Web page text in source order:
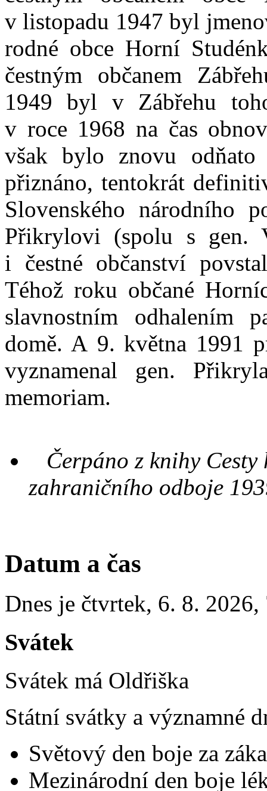
v listopadu 1947 byl
rodné obce Horní
čestným občanem
1949 byl v Zábřehu
v roce 1968 na čas
však bylo znovu
přiznáno, tentokrát
Slovenského národního
Přikrylovi (spolu s gen.
i čestné občanství
Téhož roku občané
slavnostním odhalením
domě. A 9. května 1991
vyznamenal gen.
memoriam.
Čerpáno z knihy Cesty
zahraničního odboje
Datum a čas
Dnes je čtvrtek, 6. 8. 2026,
Svátek
Svátek má Oldřiška
Státní svátky a významné
Světový den boje za
Mezinárodní den boje